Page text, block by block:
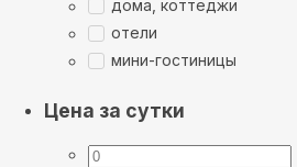
дома, коттеджи
отели
мини-гостиницы
Цена за сутки